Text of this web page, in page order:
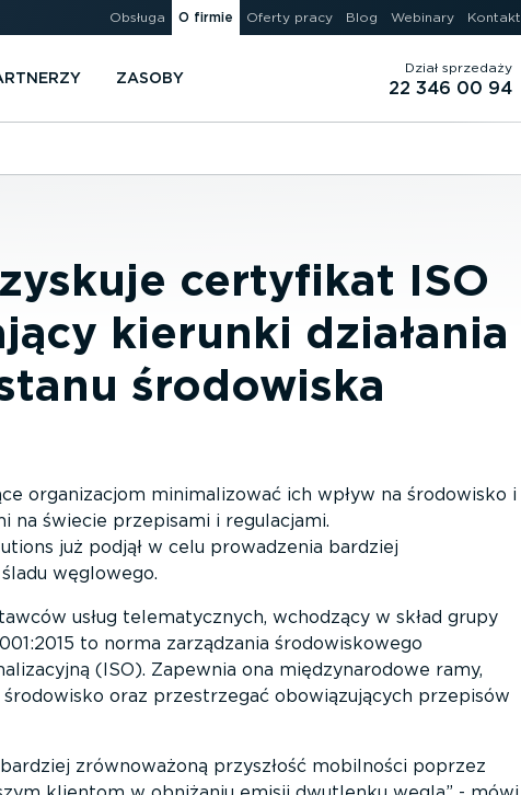
Obsługa O firmie Oferty pracy Blog Webinary Kontakt
ZASOBY
Dział sprzedaży
22 346 00 94
certyfikat ISO
kierunki działania
środowiska
organizacjom minimalizować ich wpływ na środowisko i
na świecie przepisami i regulacjami.
już podjął w celu prowadzenia bardziej
węglowego.
usług telematycznych, wchodzący w skład grupy
to norma zarządzania środowiskowego
(ISO). Zapewnia ona międzynarodowe ramy,
oraz przestrzegać obowiązujących przepisów
zrównoważoną przyszłość mobilności poprzez